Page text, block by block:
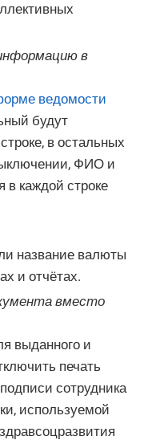
в
ведомости
будут
в остальных
ФИО и
в каждой строке
название валюты
и отчётах.
вместо
выданного и
печать
сотрудника
используемой